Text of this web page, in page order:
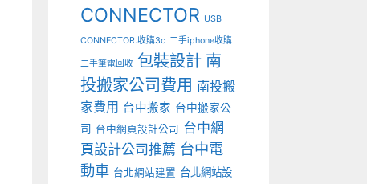
CONNECTOR USB
CONNECTOR.收購3c 二手iphone收購
二手筆電回收 包裝設計 南
投搬家公司費用 南投搬
家費用 台中搬家 台中搬家公
司 台中網頁設計公司 台中網
頁設計公司推薦 台中電
動車 台北網站建置 台北網站設